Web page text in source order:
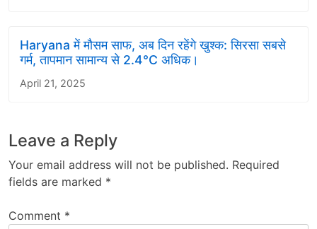
Haryana में मौसम साफ, अब दिन रहेंगे खुश्क: सिरसा सबसे
गर्म, तापमान सामान्य से 2.4°C अधिक।
April 21, 2025
Leave a Reply
Your email address will not be published. Required
fields are marked *
Comment *